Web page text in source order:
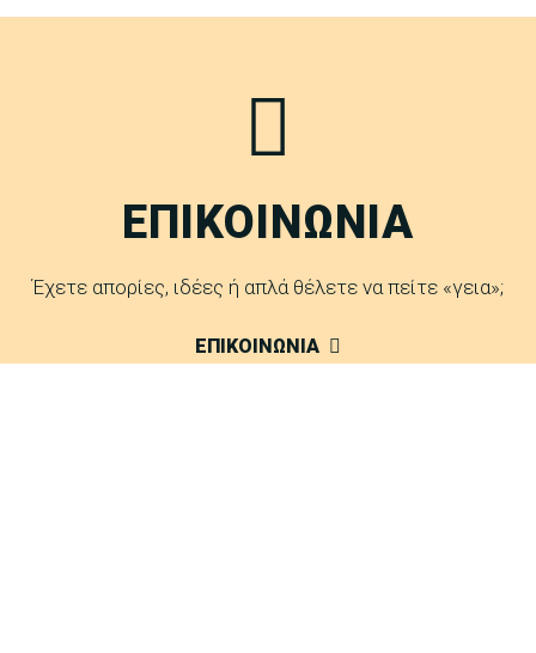
ΕΠΙΚΟΙΝΩΝΙΑ
Έχετε απορίες, ιδέες ή απλά θέλετε να πείτε «γεια»;
ΕΠΙΚΟΙΝΩΝΙΑ